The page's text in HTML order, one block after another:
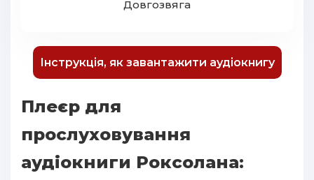
Довгозвяга
Інструкція, як завантажити аудіокнигу
Плеєр для
прослуховування
аудіокниги Роксолана: